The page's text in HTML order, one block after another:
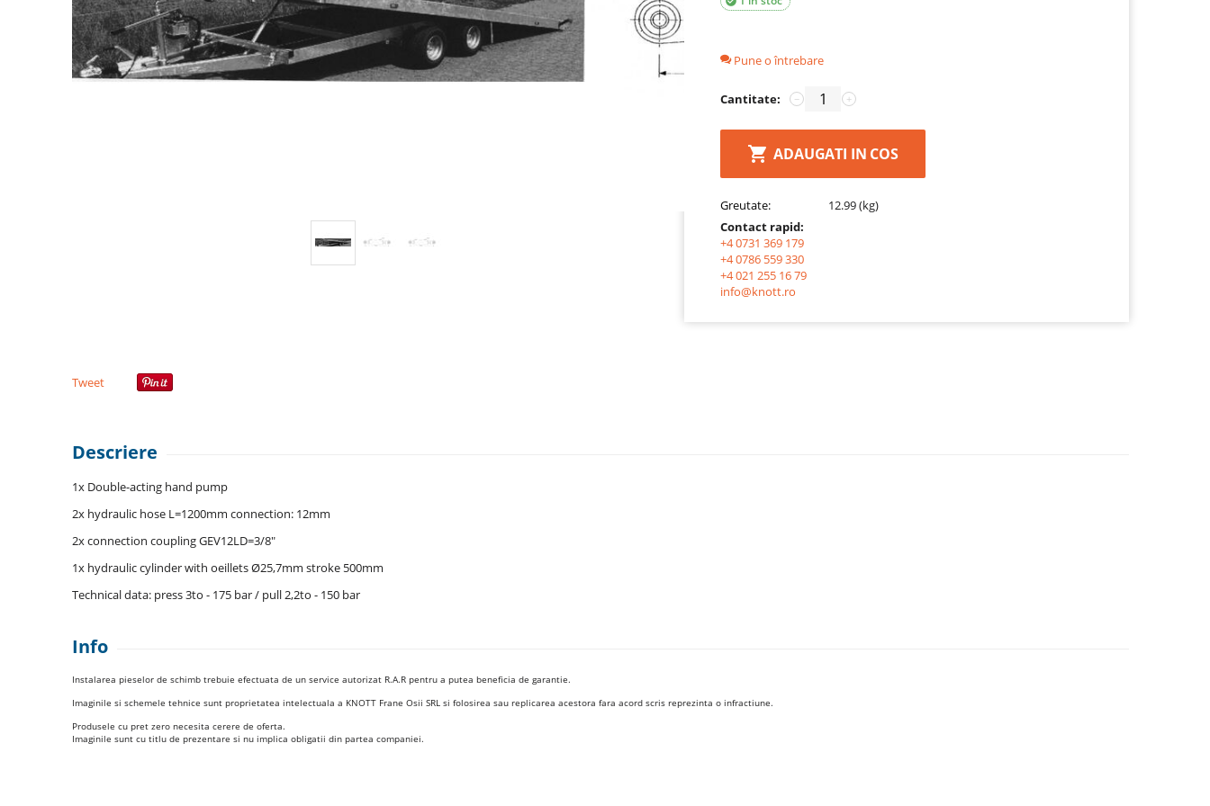
Pune o întrebare
Cantitate: +
−
ADAUGATI IN COS
Greutate:
12.99 (kg)
Contact rapid:
+4 0731 369 179
+4 0786 559 330
+4 021 255 16 79
info@knott.ro
Tweet
Descriere
1x Double-acting hand pump
2x hydraulic hose L=1200mm connection: 12mm
2x connection coupling GEV12LD=3/8"
1x hydraulic cylinder with oeillets Ø25,7mm stroke 500mm
Technical data: press 3to - 175 bar / pull 2,2to - 150 bar
Info
Instalarea pieselor de schimb trebuie efectuata de un service autorizat R.A.R pentru a putea beneficia de garantie.
Imaginile si schemele tehnice sunt proprietatea intelectuala a KNOTT Frane Osii SRL si folosirea sau replicarea acestora fara acord scris reprezinta o infractiune.
Produsele cu pret zero necesita cerere de oferta.
Imaginile sunt cu titlu de prezentare si nu implica obligatii din partea companiei.